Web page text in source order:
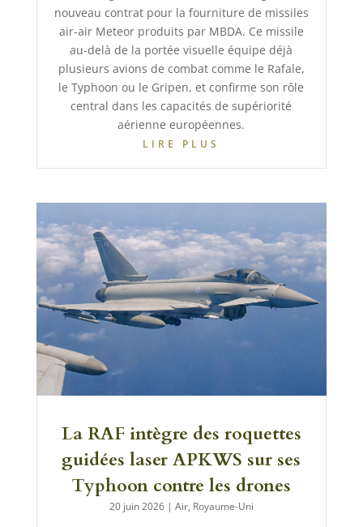
nouveau contrat pour la fourniture de missiles
air-air Meteor produits par MBDA. Ce missile
au-delà de la portée visuelle équipe déjà
plusieurs avions de combat comme le Rafale,
le Typhoon ou le Gripen, et confirme son rôle
central dans les capacités de supériorité
aérienne européennes.
LIRE PLUS
La RAF intègre des roquettes
guidées laser APKWS sur ses
Typhoon contre les drones
20 juin 2026| Air, Royaume-Uni